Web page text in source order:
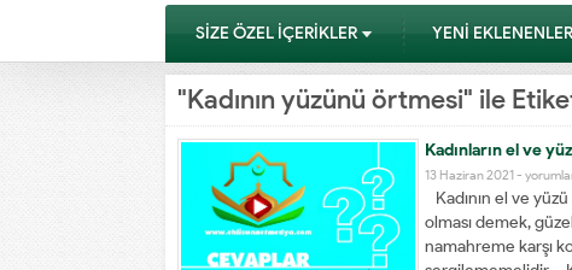
SİZE ÖZEL İÇERİKLER YENİ EKLENENLER
"Kadının yüzünü örtmesi" ile
Kadınların el ve
13 Haziran 2021 -
Kadının el ve
olması demek,
namahreme karşı